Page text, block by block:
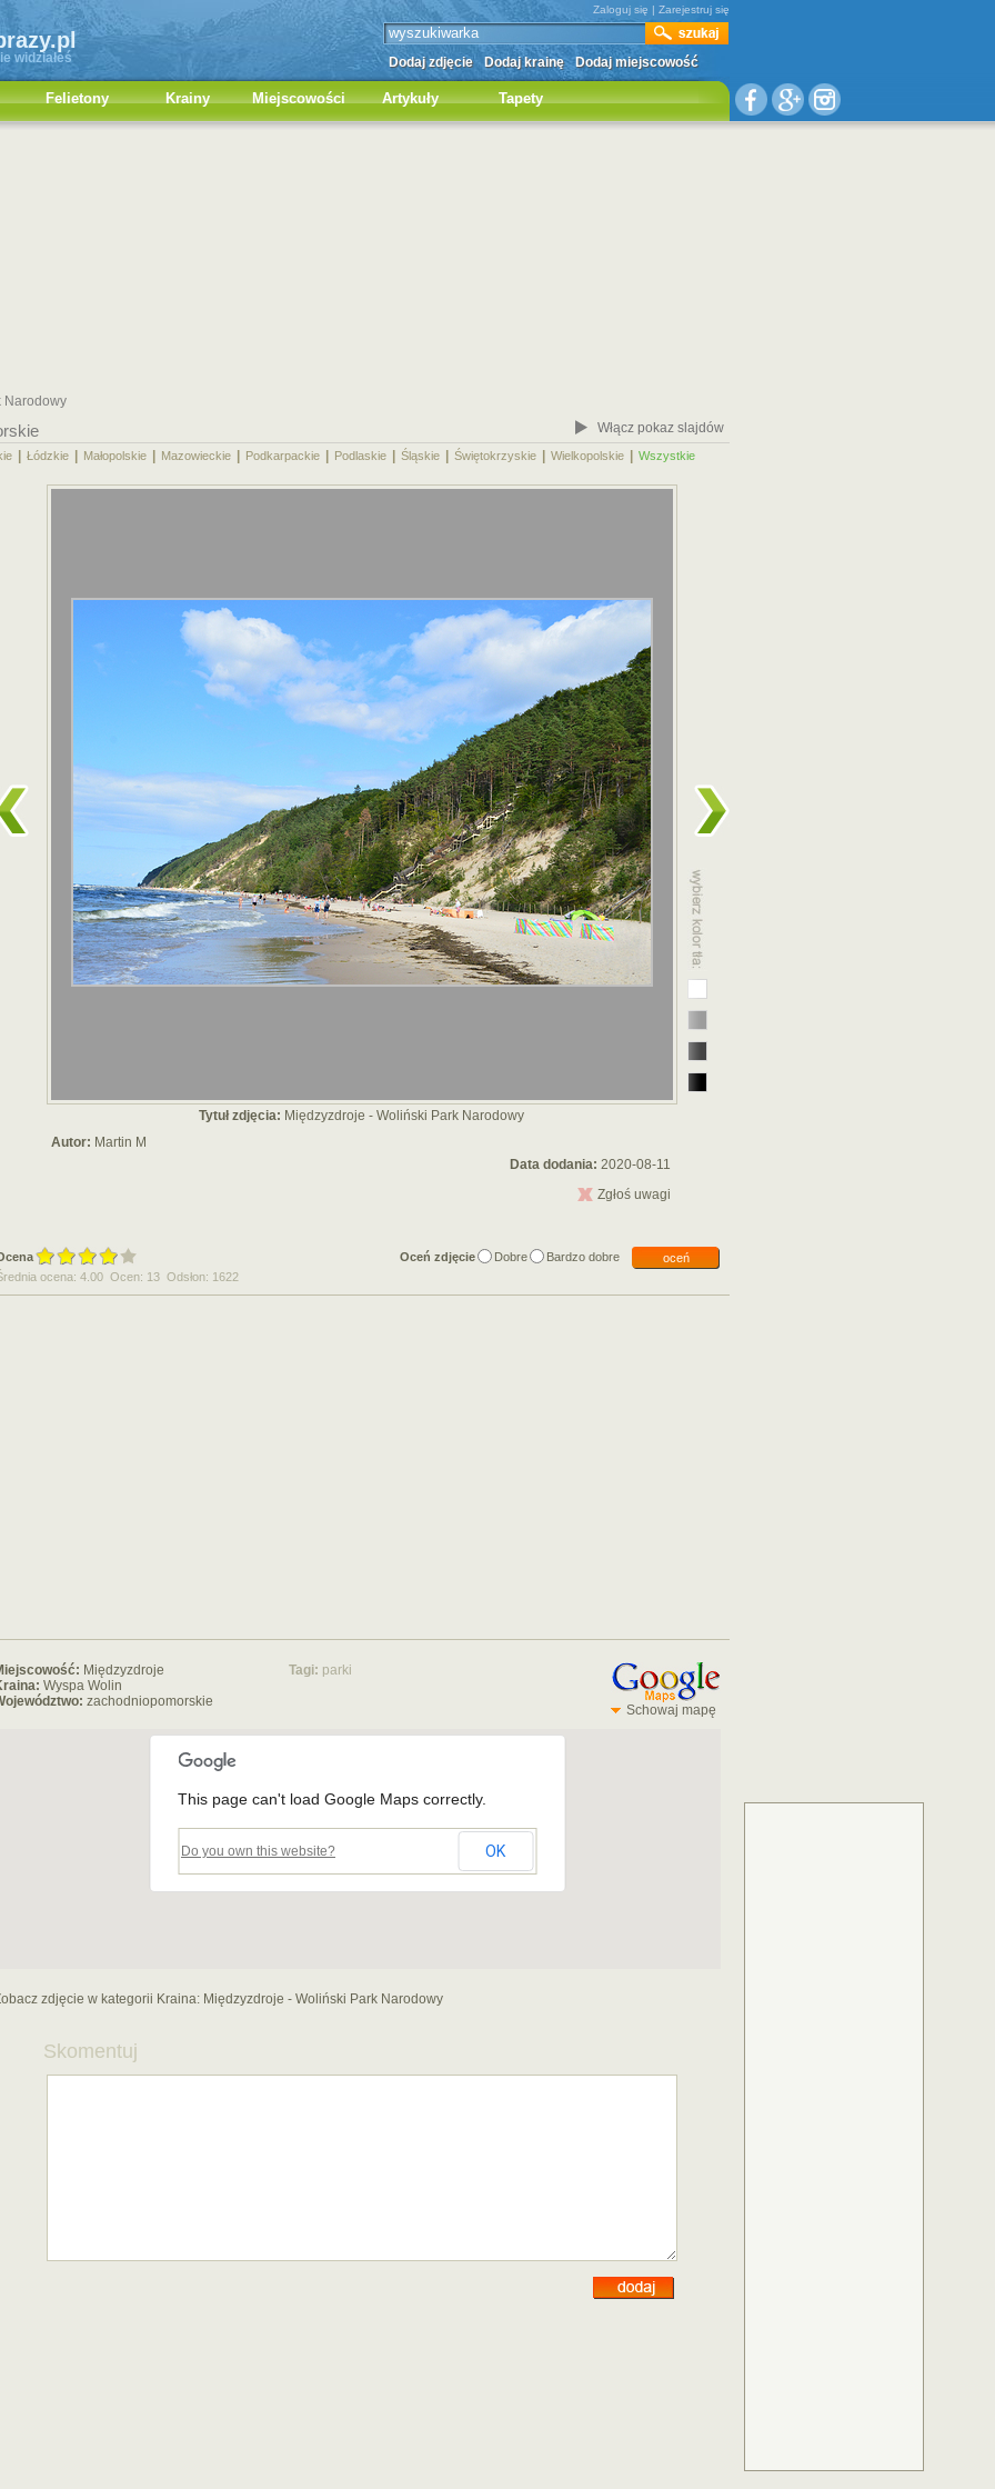
widziałeś
Zaloguj się | Zarejestruj się
Dodaj zdjęcie Dodaj krainę Dodaj miejscowość
Felietony Krainy Miejscowości Artykuły Tapety
Narodowy
Włącz pokaz slajdów
Łódzkie Małopolskie Mazowieckie Podkarpackie Podlaskie Śląskie Świętokrzyskie Wielkopolskie Wszystkie
Tytuł zdjęcia: Międzyzdroje - Woliński Park Narodowy
Autor: Martin M
Data dodania: 2020-08-11
Zgłoś uwagi
Oceń zdjęcie Dobre Bardzo dobre
oceń
ocena: 4.00 Ocen: 13 Odsłon: 1622
Międzyzdroje
Wyspa Wolin
zachodniopomorskie
Tagi: parki
Schowaj mapę
This page can't load Google Maps correctly.
Do you own this website? OK
zdjęcie w kategorii Kraina: Międzyzdroje - Woliński Park Narodowy
Skomentuj